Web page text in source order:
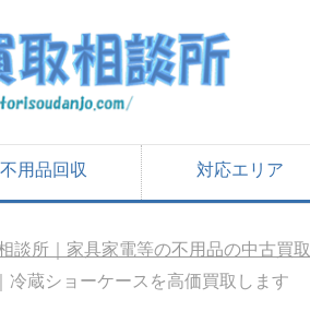
不用品回収 対応エリア
談所｜家具家電等の不用品の中古買取
冷蔵ショーケースを高価買取します